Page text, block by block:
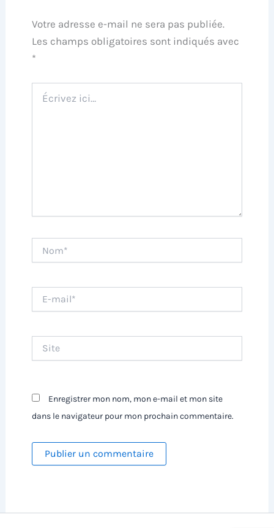
Votre adresse e-mail ne sera pas publiée.
Les champs obligatoires sont indiqués avec
*
ici…
mail*
Enregistrer mon nom, mon e-mail et mon site
dans le navigateur pour mon prochain commentaire.